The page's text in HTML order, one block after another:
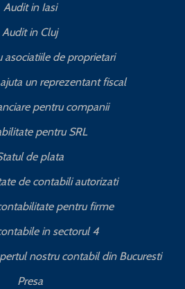
Audit in Iasi
Audit in Cluj
asociatiile de proprietari
un reprezentant fiscal
pentru companii
pentru SRL
de plata
de contabili autorizati
pentru firme
in sectorul 4
nostru contabil din Bucuresti
Presa